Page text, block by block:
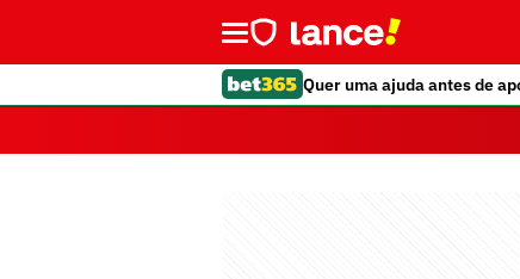
Quer uma ajuda antes de